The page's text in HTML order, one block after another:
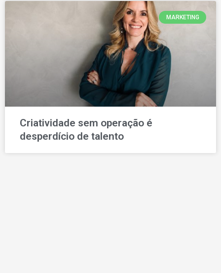
MARKETING
Criatividade sem operação é
desperdício de talento